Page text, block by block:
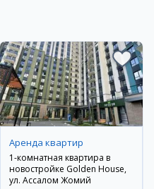
Аренда квартир
1-комнатная квартира в
новостройке Golden House,
ул. Ассалом Жомий